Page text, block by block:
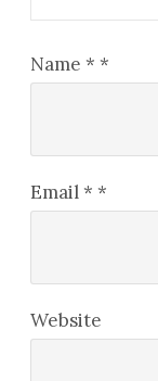
Name * *
Email* *
Website